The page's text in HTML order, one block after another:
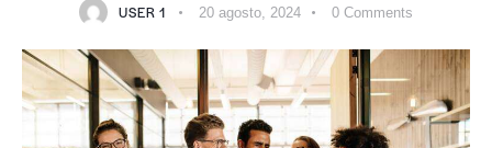
USER 1 20 agosto, 2024 0 Comments